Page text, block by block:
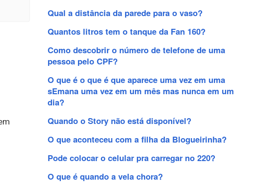
Qual a distância da parede para o vaso?
Quantos litros tem o tanque da Fan 160?
Como descobrir o número de telefone de uma
pessoa pelo CPF?
O que é o que é que aparece uma vez em uma
sEmana uma vez em um mês mas nunca em um
dia?
Quando o Story não está disponível?
O que aconteceu com a filha da Blogueirinha?
Pode colocar o celular pra carregar no 220?
O que é quando a vela chora?